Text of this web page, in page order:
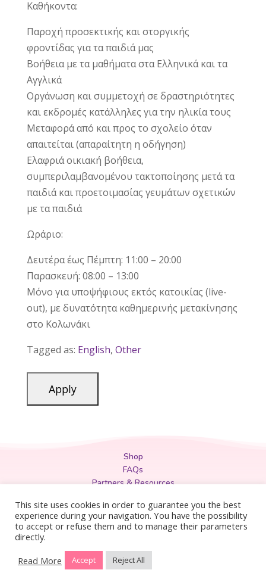
Καθήκοντα:
Παροχή προσεκτικής και στοργικής
φροντίδας για τα παιδιά μας
Βοήθεια με τα μαθήματα στα Ελληνικά και τα
Αγγλικά
Οργάνωση και συμμετοχή σε δραστηριότητες
και εκδρομές κατάλληλες για την ηλικία τους
Μεταφορά από και προς το σχολείο όταν
απαιτείται (απαραίτητη η οδήγηση)
Ελαφριά οικιακή βοήθεια,
συμπεριλαμβανομένου τακτοποίησης μετά τα
παιδιά και προετοιμασίας γευμάτων σχετικών
με τα παιδιά
Ωράριο:
Δευτέρα έως Πέμπτη: 11:00 – 20:00
Παρασκευή: 08:00 – 13:00
Μόνο για υποψήφιους εκτός κατοικίας (live-
out), με δυνατότητα καθημερινής μετακίνησης
στο Κολωνάκι
Tagged as: English, Other
Shop
FAQs
Partners & Resources
Privacy Policy
Legal
Terms & Conditions
This site uses cookies in order to guarantee you the best
experience during your navigation. You have the possibility
to accept or refuse them and to manage their parameters
directly.
Read More
Accept Reject All